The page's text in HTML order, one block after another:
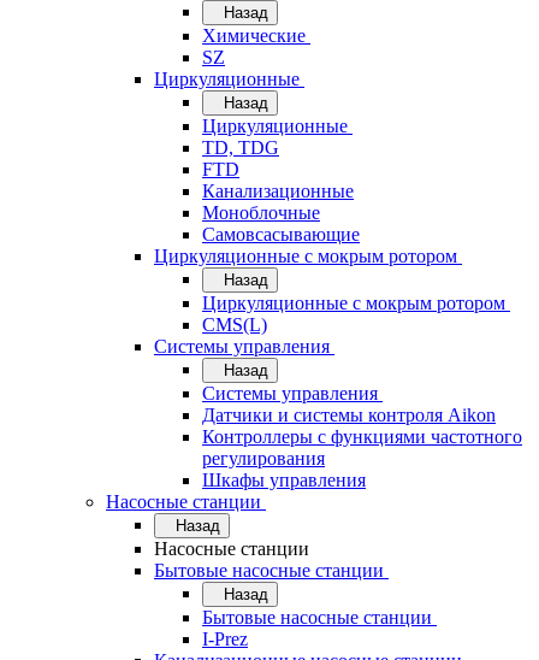
Назад
Химические
SZ
Циркуляционные
Назад
Циркуляционные
TD, TDG
FTD
Канализационные
Моноблочные
Самовсасывающие
Циркуляционные с мокрым ротором
Назад
Циркуляционные с мокрым ротором
CMS(L)
Системы управления
Назад
Системы управления
Датчики и системы контроля Aikon
Контроллеры с функциями частотного
регулирования
Шкафы управления
Насосные станции
Назад
Насосные станции
Бытовые насосные станции
Назад
Бытовые насосные станции
I-Prez